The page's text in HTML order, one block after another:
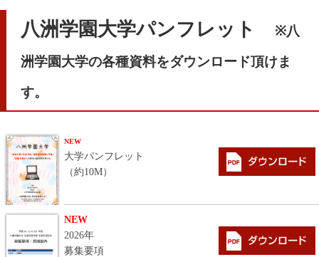
八洲学園大学パンフレット ※八
洲学園大学の各種資料をダウンロード頂けま
す。
NEW
大学パンフレット
（約10M）
NEW
2026年
募集要項